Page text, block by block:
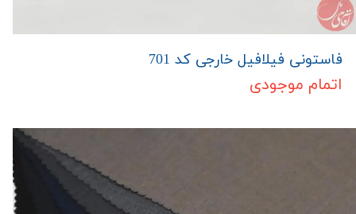
فاستونی فیلافیل خارجی کد 701
اتمام موجودی